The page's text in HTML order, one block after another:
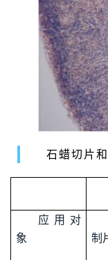
石蜡切片和
应用对
象
制